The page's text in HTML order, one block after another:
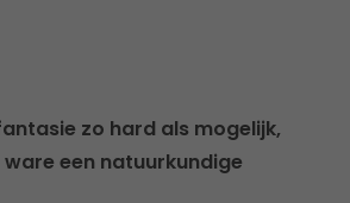
zo hard als mogelijk,
een natuurkundige